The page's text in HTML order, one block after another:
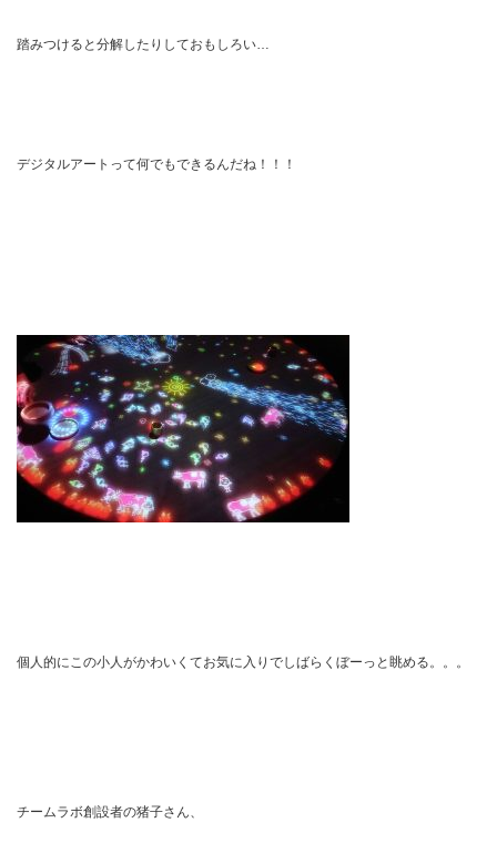
踏みつけると分解したりしておもしろい…
デジタルアートって何でもできるんだね！！！
個人的にこの小人がかわいくてお気に入りでしばらくぼーっと眺める。。。
チームラボ創設者の猪子さん、